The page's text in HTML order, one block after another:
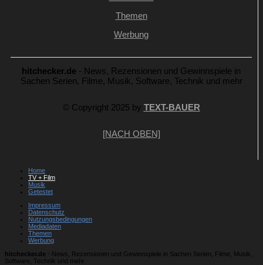
Themen
Werbung
hitchecker.de - News, Rezensionen und Gewinnspiele in
Sachen Serien, Filme, Musik, Software, Technik und mehr
© Copyright 2025 by TEXT-BAUER
[NACH OBEN]
Home
TV + Film
Musik
Getestet
Impressum
Datenschutz
Nutzungsbedingungen
Mediadaten
Themen
Werbung
hitchecker.de - News, Rezensionen und Gewinnspiele in Sachen Serien, Filme, Musik,
Software, Technik und mehr